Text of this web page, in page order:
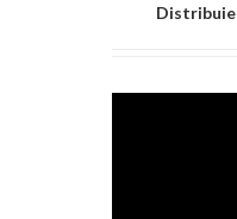
Distribuie